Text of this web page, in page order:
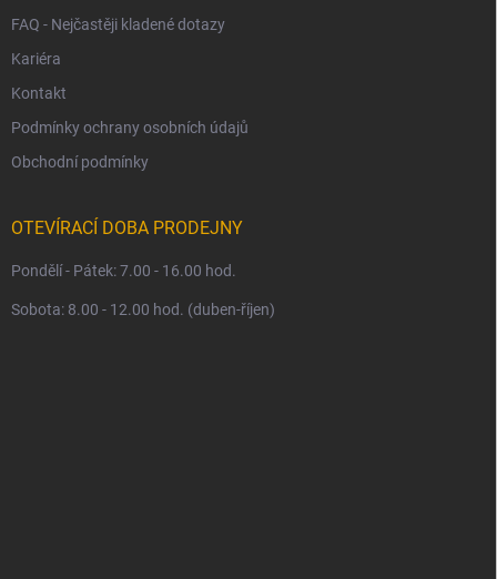
FAQ - Nejčastěji kladené dotazy
Kariéra
Kontakt
Podmínky ochrany osobních údajů
Obchodní podmínky
OTEVÍRACÍ DOBA PRODEJNY
Pondělí - Pátek: 7.00 - 16.00 hod.
Sobota: 8.00 - 12.00 hod. (duben-říjen)